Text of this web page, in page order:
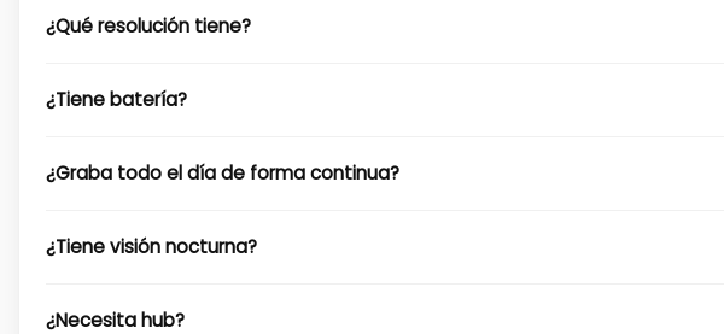
¿Qué resolución tiene?
¿Tiene batería?
¿Graba todo el día de forma continua?
¿Tiene visión nocturna?
¿Necesita hub?